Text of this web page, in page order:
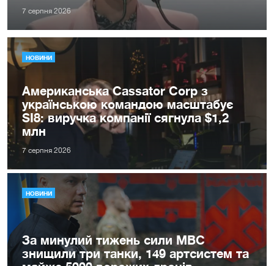
7 серпня 2026
НОВИНИ
Американська Cassator Corp з
українською командою масштабує
SI8: виручка компанії сягнула $1,2
млн
7 серпня 2026
НОВИНИ
За минулий тижень сили МВС
знищили три танки, 149 артсистем та